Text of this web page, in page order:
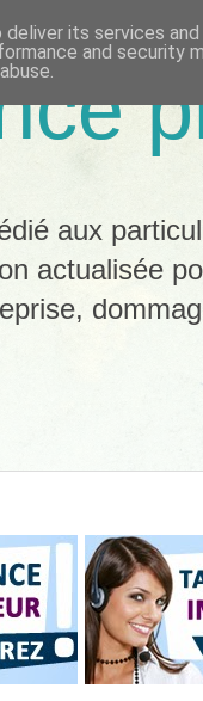
aux
actualisée
its services
and security